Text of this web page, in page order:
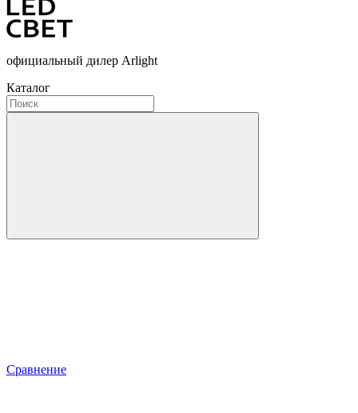
официальный дилер Arlight
Каталог
Сравнение